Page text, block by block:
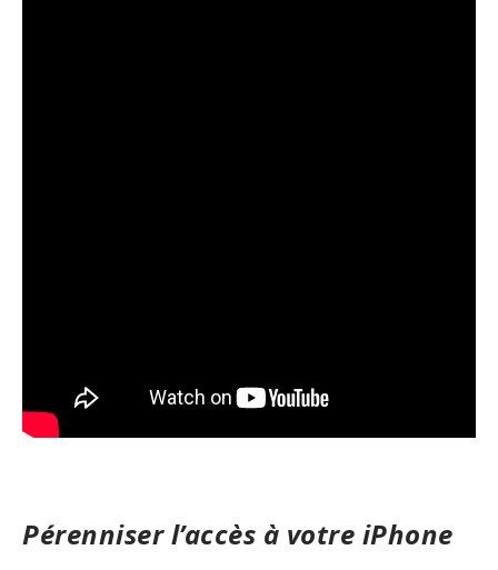
Pérenniser l’accès à votre iPhone